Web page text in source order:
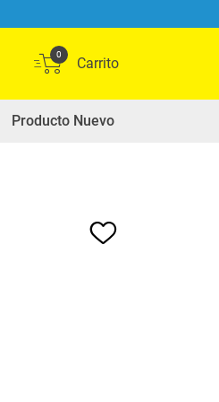
0
Producto Nuevo